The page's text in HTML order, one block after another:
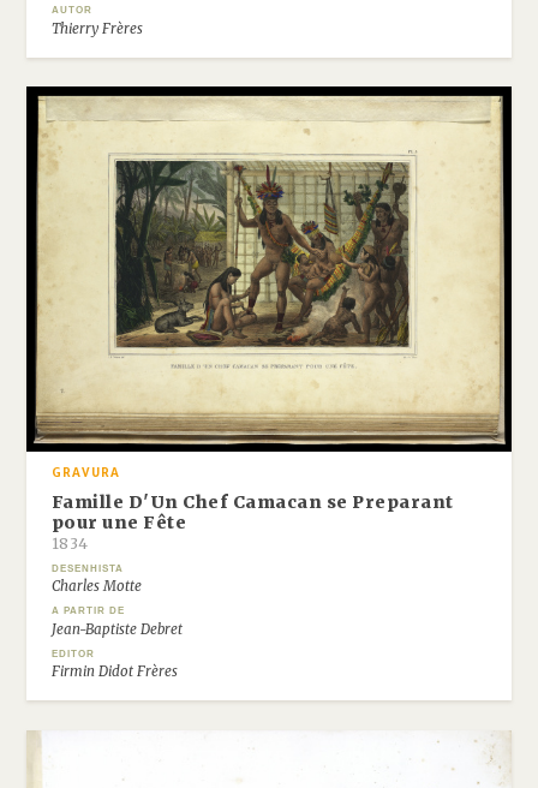
AUTOR
Thierry Frères
GRAVURA
Famille D'Un Chef Camacan se Preparant
pour une Fête
1834
DESENHISTA
Charles Motte
A PARTIR DE
Jean-Baptiste Debret
EDITOR
Firmin Didot Frères